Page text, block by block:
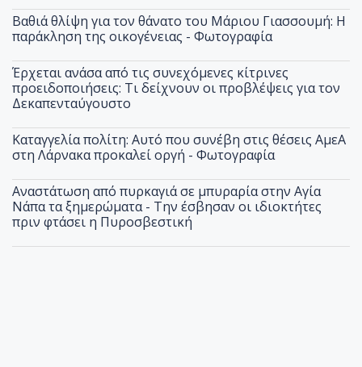
Βαθιά θλίψη για τον θάνατο του Μάριου Γιασσουμή: Η
παράκληση της οικογένειας - Φωτογραφία
Έρχεται ανάσα από τις συνεχόμενες κίτρινες
προειδοποιήσεις: Τι δείχνουν οι προβλέψεις για τον
Δεκαπενταύγουστο
Καταγγελία πολίτη: Αυτό που συνέβη στις θέσεις ΑμεΑ
στη Λάρνακα προκαλεί οργή - Φωτογραφία
Αναστάτωση από πυρκαγιά σε μπυραρία στην Αγία
Νάπα τα ξημερώματα - Την έσβησαν οι ιδιοκτήτες
πριν φτάσει η Πυροσβεστική